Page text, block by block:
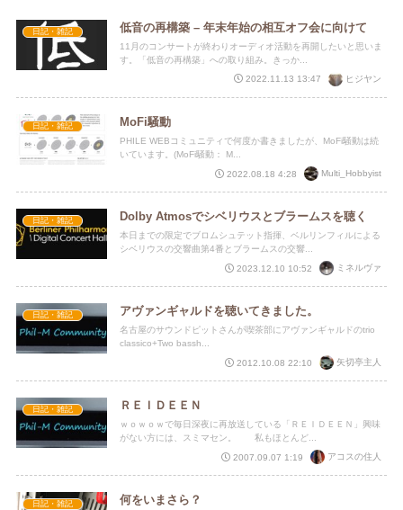
日記・雑記 低音の再構築 – 年末年始の相互オフ会に向けて
11月のコンサートが終わりオーディオ活動を再開したいと思いま
す。「低音の再構築」への取り組み。きっか...
2022.11.13 13:47
ヒジヤン
日記・雑記 MoFi騒動
PHILE WEBコミュニティで何度か書きましたが、MoFi騒動は続
いています。(MoFi騒動： M...
2022.08.18 4:28
Multi_Hobbyist
日記・雑記 Dolby Atmosでシベリウスとブラームスを聴く
本日までの限定でブロムシュテット指揮、ベルリンフィルによる
シベリウスの交響曲第4番とブラームスの交響...
2023.12.10 10:52
ミネルヴァ
日記・雑記 アヴァンギャルドを聴いてきました。
名古屋のサウンドピットさんが喫茶部にアヴァンギャルドのtrio
classico+Two bassh...
2012.10.08 22:10
矢切亭主人
日記・雑記 ＲＥＩＤＥＥＮ
ｗｏｗｏｗで毎日深夜に再放送している「ＲＥＩＤＥＥＮ」興味
がない方には、スミマセン。 私もほとんど...
2007.09.07 1:19
アコスの住人
日記・雑記 何をいまさら？